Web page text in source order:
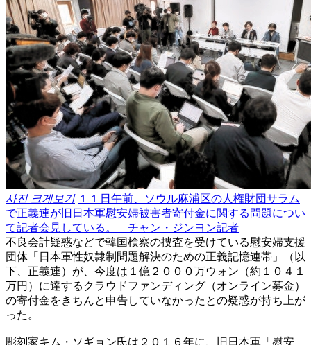
사진 크게보기 １１日午前、ソウル麻浦区の人権財団サラム
で正義連が旧日本軍慰安婦被害者寄付金に関する問題につい
て記者会見している。 チャン・ジンヨン記者
不良会計疑惑などで韓国検察の捜査を受けている慰安婦支援
団体「日本軍性奴隷制問題解決のための正義記憶連帯」（以
下、正義連）が、今度は１億２０００万ウォン（約１０４１
万円）に達するクラウドファンディング（オンライン募金）
の寄付金をきちんと申告していなかったとの疑惑が持ち上が
った。
彫刻家キム・ソギョン氏は２０１６年に、旧日本軍「慰安